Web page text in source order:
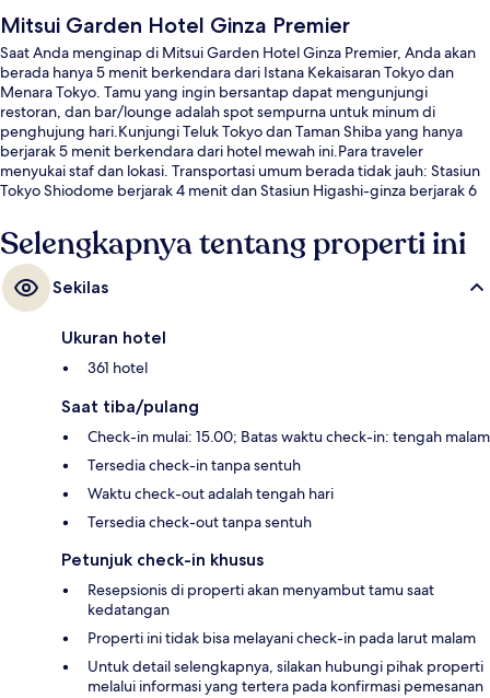
Mitsui Garden Hotel Ginza Premier
Saat Anda menginap di Mitsui Garden Hotel Ginza Premier, Anda akan
berada hanya 5 menit berkendara dari Istana Kekaisaran Tokyo dan
Menara Tokyo. Tamu yang ingin bersantap dapat mengunjungi
restoran, dan bar/lounge adalah spot sempurna untuk minum di
penghujung hari.Kunjungi Teluk Tokyo dan Taman Shiba yang hanya
berjarak 5 menit berkendara dari hotel mewah ini.Para traveler
menyukai staf dan lokasi. Transportasi umum berada tidak jauh: Stasiun
Tokyo Shiodome berjarak 4 menit dan Stasiun Higashi-ginza berjarak 6
Selengkapnya tentang properti ini
Sekilas
Ukuran hotel
361 hotel
Saat tiba/pulang
Check-in mulai: 15.00; Batas waktu check-in: tengah malam
Tersedia check-in tanpa sentuh
Waktu check-out adalah tengah hari
Tersedia check-out tanpa sentuh
Petunjuk check-in khusus
Resepsionis di properti akan menyambut tamu saat
kedatangan
Properti ini tidak bisa melayani check-in pada larut malam
Untuk detail selengkapnya, silakan hubungi pihak properti
melalui informasi yang tertera pada konfirmasi pemesanan